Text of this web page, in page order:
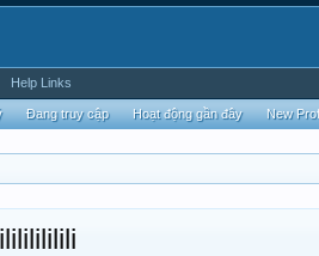
ilililililili
Đang truy cập Hoạt động gần đây New
Help Links